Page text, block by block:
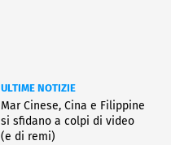
ULTIME NOTIZIE
Mar Cinese, Cina e Filippine
si sfidano a colpi di video
(e di remi)